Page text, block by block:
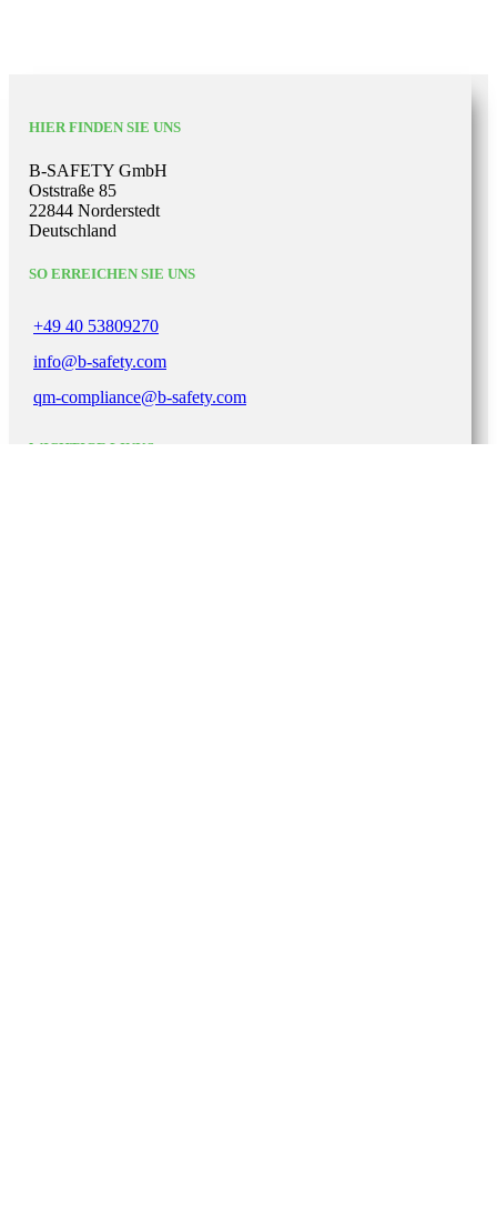
HIER FINDEN SIE UNS
B-SAFETY GmbH
Oststraße 85
22844 Norderstedt
Deutschland
SO ERREICHEN SIE UNS
+49 40 53809270
info@b-safety.com
qm-compliance@b-safety.com
WICHTIGE LINKS